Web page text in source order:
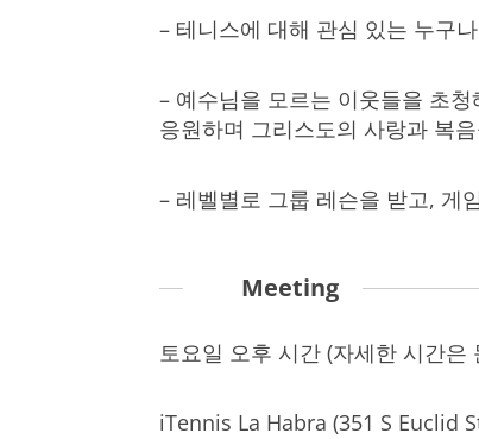
– 테니스에 대해 관심 있는 누구
– 예수님을 모르는 이웃들을 초
응원하며 그리스도의 사랑과 복
– 레벨별로 그룹 레슨을 받고, 게
Meeting
토요일 오후 시간 (자세한 시간은
iTennis La Habra (351 S Euclid